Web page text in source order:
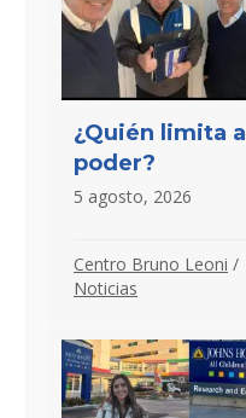
¿Quién limita al
poder?
5 agosto, 2026
Centro Bruno Leoni /
Noticias